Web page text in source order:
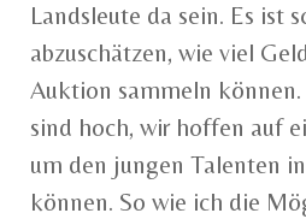
Landsleute da sein. Es ist
abzuschätzen, wie viel
Auktion sammeln
sind hoch, wir hoffen auf
um den jungen Talenten
können. So wie ich die